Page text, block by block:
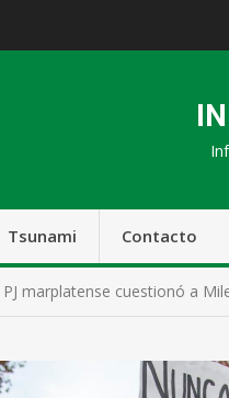
Tsunami Contacto
marplatense cuestionó a